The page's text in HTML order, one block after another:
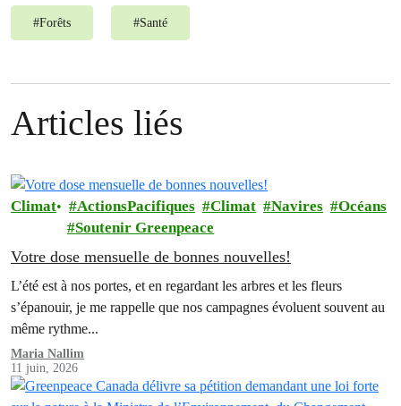
#Forêts #Santé
Articles liés
Climat ActionsPacifiques Climat Navires
Océans
Soutenir Greenpeace
Votre dose mensuelle de bonnes nouvelles!
L’été est à nos portes, et en regardant les arbres et les fleurs
s’épanouir, je me rappelle que nos campagnes évoluent souvent au
même rythme...
Maria Nallim
11 juin, 2026